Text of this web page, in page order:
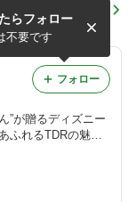
たのはハロウィー
ない！！絶対おす
ィナー”の予約開
”が贈るディズニー
ふれるTDRの魅力
す！！
らフォロー
不要です
フォロー